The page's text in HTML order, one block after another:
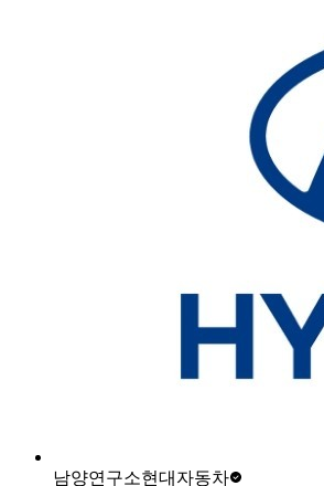
남양연구소현대자동차